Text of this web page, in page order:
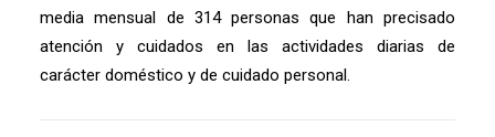
media mensual de 314 personas que han precisado
atención y cuidados en las actividades diarias de
carácter doméstico y de cuidado personal.